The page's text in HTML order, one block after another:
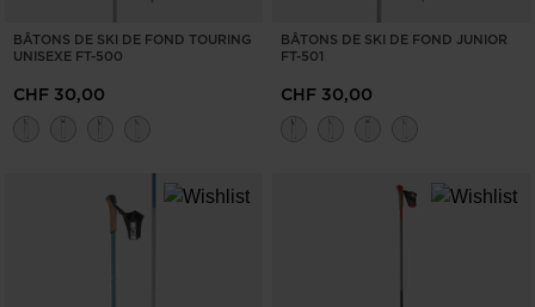
BÂTONS DE SKI DE FOND TOURING
UNISEXE FT-500
CHF 30,00
BÂTONS DE SKI DE FOND JUNIOR
FT-501
CHF 30,00